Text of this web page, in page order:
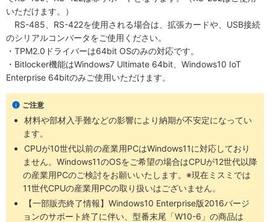
いただけます。）
RS-485、RS-422を使用される場合は、拡張カードや、USB接続
のシリアルコンバータをご使用ください。
・TPM2.0ドライバーは64bit OSのみの対応です。
・Bitlocker機能はWindows7 Ultimate 64bit、Windows10 IoT
Enterprise 64bitのみご使用いただけます。
ご注意
材料や部材入手難などの影響により納期が不安定になってい
ます。
CPUが10世代以前の産業用PCはWindows11に対応しており
ません。Windows11のOSをご希望の場合はCPUが12世代以降
の産業用PCのご検討をお願いいたします。※現在ミスミでは
11世代CPUの産業用PCの取り扱いはございません。
【一部販売終了情報】Windows10 Enterprise版2016バージ
ョンのサポート終了に伴い、型番末尾「W10-6」の商品は